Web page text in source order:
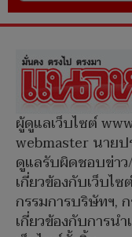
ผู้ดูแลเว็บไซต์
webmaster นายป
ดูแลรับผิดชอบข่า
เกี่ยวข้องกับเว็บไซ
กรรมการบริษัทฯ,
เกี่ยวข้องกับการน